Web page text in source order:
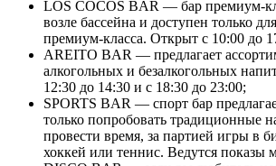
LOS COCOS BAR — бар премиум-
возле бассейна и доступен только
премиум-класса. Открыт с 10:00 до
AREITO BAR — предлагает
алкогольных и безалкогольных
12:30 до 14:30 и с 18:30 до 23:00;
SPORTS BAR — спорт бар
только попробовать традиционные
провести время, за партией игры в
хоккей или теннис. Ведутся показы